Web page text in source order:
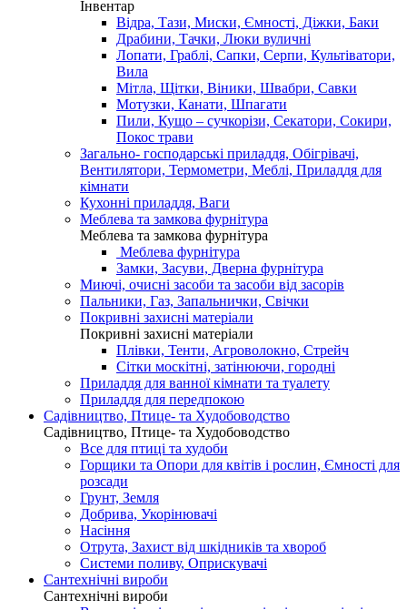
Інвентар
Відра, Тази, Миски, Ємності, Діжки, Баки
Драбини, Тачки, Люки вуличні
Лопати, Граблі, Сапки, Серпи, Культіватори,
Вила
Мітла, Щітки, Віники, Швабри, Савки
Мотузки, Канати, Шпагати
Пили, Кущо – сучкорізи, Секатори, Сокири,
Покос трави
Загально- господарські приладдя, Обігрівачі,
Вентилятори, Термометри, Меблі, Приладдя для
кімнати
Кухонні приладдя, Ваги
Меблева та замкова фурнітура
Меблева та замкова фурнітура
Меблева фурнітура
Замки, Засуви, Дверна фурнітура
Миючі, очисні засоби та засоби від засорів
Пальники, Газ, Запальнички, Свічки
Покривні захисні матеріали
Покривні захисні матеріали
Плівки, Тенти, Агроволокно, Стрейч
Сітки москітні, затінюючи, городні
Приладдя для ванної кімнати та туалету
Приладдя для передпокою
Садівництво, Птице- та Худобоводство
Садівництво, Птице- та Худобоводство
Все для птиці та худоби
Горщики та Опори для квітів і рослин, Ємності для
розсади
Грунт, Земля
Добрива, Укорінювачі
Насіння
Отрута, Захист від шкідників та хвороб
Системи поливу, Оприскувачі
Сантехнічні вироби
Сантехнічні вироби